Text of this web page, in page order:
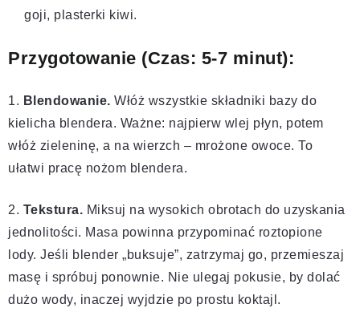
goji, plasterki kiwi.
Przygotowanie (Czas: 5-7 minut):
1. Blendowanie. Włóż wszystkie składniki bazy do
kielicha blendera. Ważne: najpierw wlej płyn, potem
włóż zieleninę, a na wierzch – mrożone owoce. To
ułatwi pracę nożom blendera.
2. Tekstura. Miksuj na wysokich obrotach do uzyskania
jednolitości. Masa powinna przypominać roztopione
lody. Jeśli blender „buksuje”, zatrzymaj go, przemieszaj
masę i spróbuj ponownie. Nie ulegaj pokusie, by dolać
dużo wody, inaczej wyjdzie po prostu koktajl.